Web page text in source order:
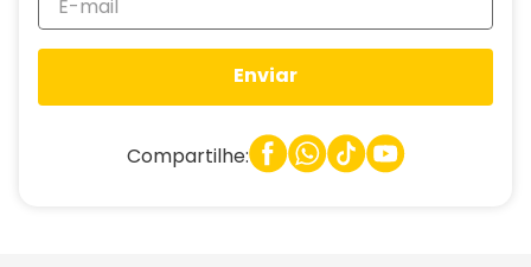
Enviar
Compartilhe: